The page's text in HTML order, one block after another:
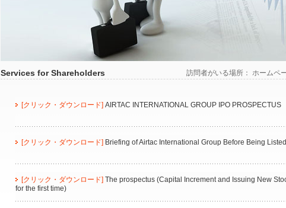
Services for Shareholders 訪問者がいる場所： ホームペ
[クリック・ダウンロード] AIRTAC INTERNATIONAL GROUP IPO PROSPECTUS
[クリック・ダウンロード] Briefing of Airtac International Group Before Being Listed
[クリック・ダウンロード] The prospectus (Capital Increment and Issuing New
for the first time)